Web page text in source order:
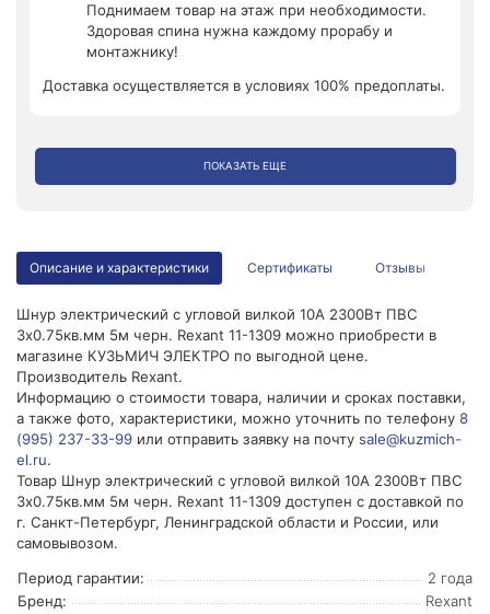
Поднимаем товар на этаж при необходимости.
Здоровая спина нужна каждому прорабу и
монтажнику!
Доставка осуществляется в условиях 100% предоплаты.
ПОКАЗАТЬ ЕЩЕ
Описание и характеристики Сертификаты Отзывы
Шнур электрический с угловой вилкой 10А 2300Вт ПВС
3х0.75кв.мм 5м черн. Rexant 11-1309 можно приобрести в
магазине КУЗЬМИЧ ЭЛЕКТРО по выгодной цене.
Производитель Rexant.
Информацию о стоимости товара, наличии и сроках поставки,
а также фото, характеристики, можно уточнить по телефону 8
(995) 237-33-99 или отправить заявку на почту sale@kuzmich-
el.ru.
Товар Шнур электрический с угловой вилкой 10А 2300Вт ПВС
3х0.75кв.мм 5м черн. Rexant 11-1309 доступен с доставкой по
г. Санкт-Петербург, Ленинградской области и России, или
самовывозом.
Период гарантии:
2 года
Бренд:
Rexant